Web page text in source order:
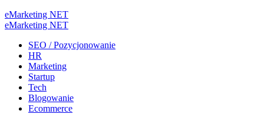
eMarketing NET
eMarketing NET
SEO / Pozycjonowanie
HR
Marketing
Startup
Tech
Blogowanie
Ecommerce